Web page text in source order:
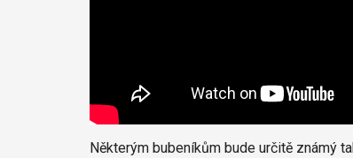
Některým bubeníkům bude určitě známý